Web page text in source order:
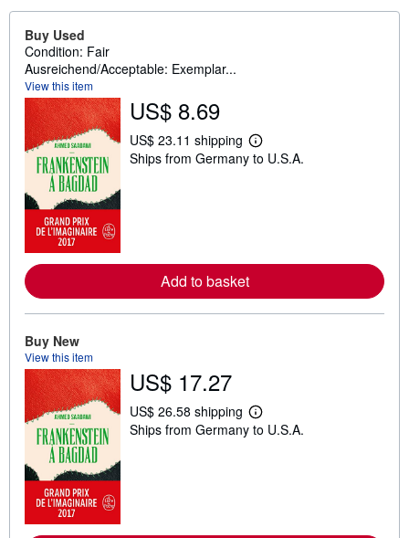
Buy Used
Condition: Fair
Ausreichend/Acceptable: Exemplar...
View this item
US$ 8.69
US$ 23.11 shipping
L
e
o
u
i
n
g
Ships from Germany to U.S.A.
Add to basket
Buy New
View this item
US$ 17.27
US$ 26.58 shipping
L
e
Ships from Germany to U.S.A.